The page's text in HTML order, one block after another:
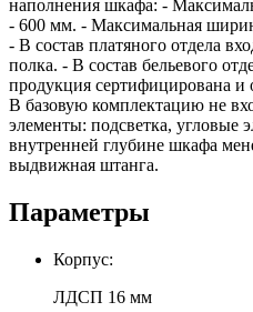
наполнения шкафа: -
- 600 мм. - Максимальная
- В состав платяного отдела
полка. - В состав бельевого
продукция сертифицирована и
В базовую комплектацию не
элементы: подсветка, угловые
внутренней глубине шкафа
выдвижная штанга.
Параметры
Корпус:
ЛДСП 16 мм